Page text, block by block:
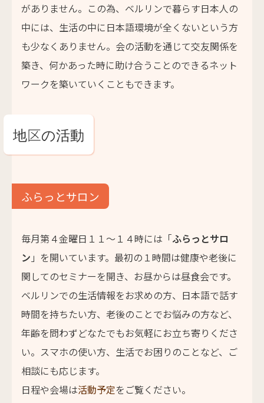
がありません。この為、ベルリンで暮らす日本人の
中には、生活の中に日本語環境が全くないという方
も少なくありません。会の活動を通じて交友関係を
築き、何かあった時に助け合うことのできるネット
ワークを築いていくこともできます。
地区の活動
ふらっとサロン
毎月第４金曜日１１～１４時には「ふらっとサロ
ン 」を開いています。最初の１時間は健康や老後に
関してのセミナーを開き、お昼からは昼食会です。
ベルリンでの生活情報をお求めの方、日本語で話す
時間を持ちたい方、老後のことでお悩みの方など、
年齢を問わずどなたでもお気軽にお立ち寄りくださ
い。スマホの使い方、生活でお困りのことなど、ご
相談にも応じます。
日程や会場は活動予定をご覧ください。